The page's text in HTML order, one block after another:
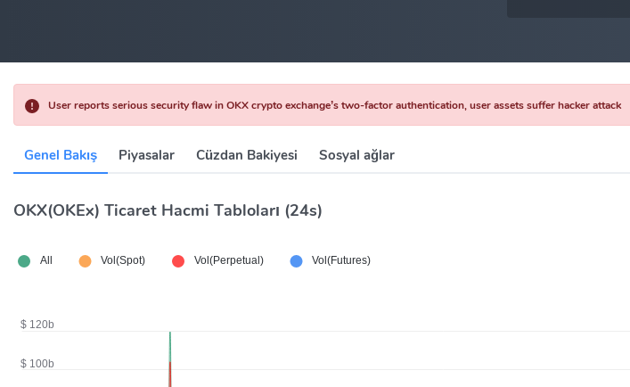
User reports serious security flaw in OKX crypto exchange’s two-factor authentication, user assets suffer hacker attack
Genel Bakış Piyasalar Cüzdan Bakiyesi Sosyal ağlar
OKX(OKEx) Ticaret Hacmi Tabloları (24s)